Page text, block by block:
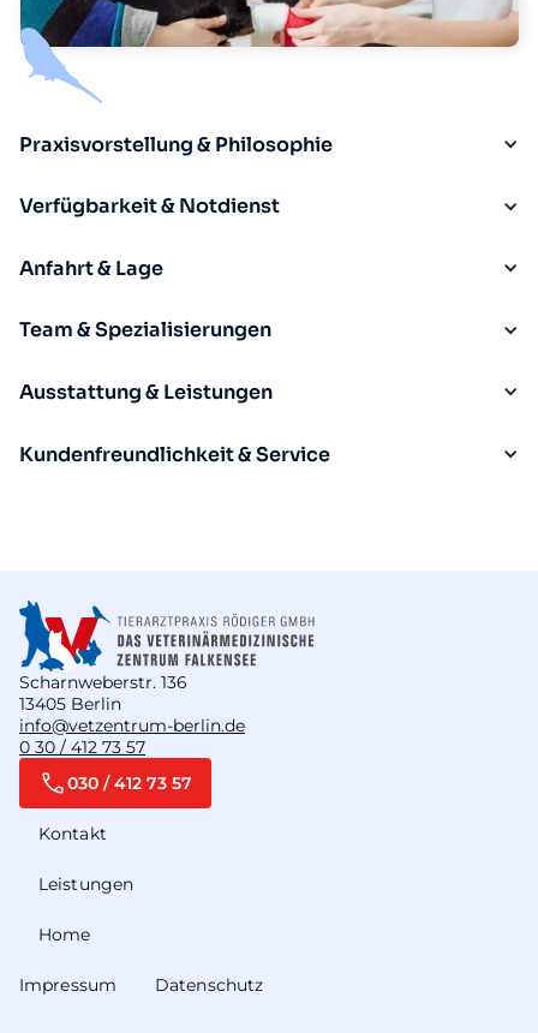
Praxisvorstellung & Philosophie
Verfügbarkeit & Notdienst
Anfahrt & Lage
Team & Spezialisierungen
Ausstattung & Leistungen
Kundenfreundlichkeit & Service
Scharnweberstr. 136
13405 Berlin
info@vetzentrum-berlin.de
0 30 / 412 73 57
Home
Leistungen
Kontakt
030 / 412 73 57
Impressum Datenschutz